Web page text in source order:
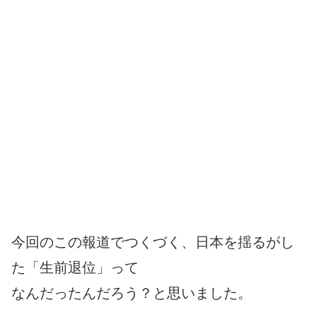
今回のこの報道でつくづく、日本を揺るがし
た「生前退位」って
なんだったんだろう？と思いました。